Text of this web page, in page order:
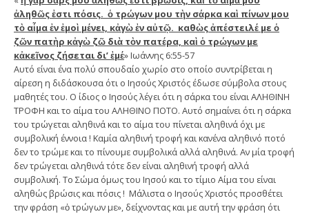
ἀληθῶς ἐστι πόσις. ὁ τρώγων μου τὴν σάρκα καὶ πίνων μου
τὸ αἷμα ἐν ἐμοὶ μένει, κἀγὼ ἐν αὐτῷ. καθὼς ἀπέστειλέ με ὁ
ζῶν πατὴρ κἀγὼ ζῶ διὰ τὸν πατέρα, καὶ ὁ τρώγων με
κἀκεῖνος ζήσεται δι’ ἐμέ» Ιωάννης 6:55-57
Αυτό είναι ένα πολύ σπουδαίο χωρίο στο οποίο συντρίβεται η
αίρεση η διδάσκουσα ότι ο Ιησούς Χριστός έδωσε σύμβολα στους
μαθητές του. Ο ίδιος ο Ιησούς λέγει ότι η σάρκα του είναι ΑΛΗΘΙΝΗ
ΤΡΟΦΗ και το αίμα του ΑΛΗΘΙΝΟ ΠΟΤΟ. Αυτό σημαίνει ότι η σάρκα
του τρώγεται αληθινά και το αίμα του πίνεται αληθινά όχι με
συμβολική έννοια ! Καμία αληθινή τροφή και κανένα αληθινό ποτό
δεν το τρώμε και το πίνουμε συμβολικά αλλά αληθινά. Αν μία τροφή
δεν τρώγεται αληθινά τότε δεν είναι αληθινή τροφή αλλά
συμβολική. Το Σώμα όμως του Ιησού και το τίμιο Αίμα του είναι
αληθώς βρώσις και πόσις ! Μάλιστα ο Ιησούς Χριστός προσθέτει
την φράση «ὁ τρώγων με», δείχνοντας και με αυτή την φράση ότι